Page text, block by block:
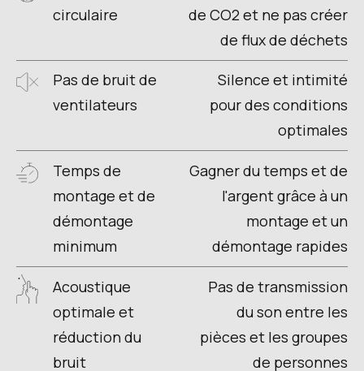
circulaire
de CO2 et ne pas créer
de flux de déchets
Pas de bruit de
ventilateurs
Silence et intimité
pour des conditions
optimales
Temps de
montage et de
démontage
minimum
Gagner du temps et de
l'argent grâce à un
montage et un
démontage rapides
Acoustique
optimale et
réduction du
bruit
Pas de transmission
du son entre les
pièces et les groupes
de personnes